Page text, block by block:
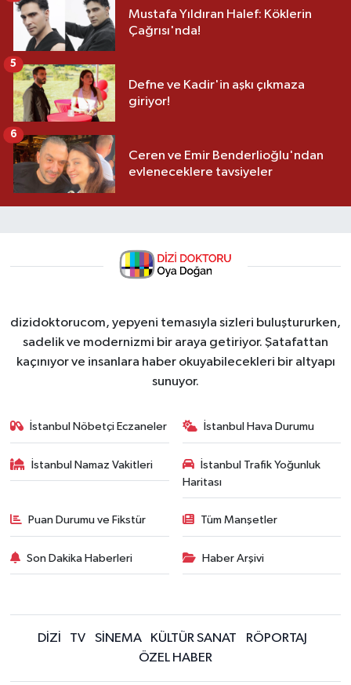
Mustafa Yıldıran Halef: Köklerin
Çağrısı'nda!
Defne ve Kadir'in aşkı çıkmaza
giriyor!
5
Ceren ve Emir Benderlioğlu'ndan
evleneceklere tavsiyeler
6
dizidoktorucom, yepyeni temasıyla sizleri buluştururken,
sadelik ve modernizmi bir araya getiriyor. Şatafattan
kaçınıyor ve insanlara haber okuyabilecekleri bir altyapı
sunuyor.
İstanbul Nöbetçi Eczaneler İstanbul Hava Durumu
İstanbul Namaz Vakitleri
İstanbul Trafik Yoğunluk
Haritası
Puan Durumu ve Fikstür Tüm Manşetler
Son Dakika Haberleri Haber Arşivi
DİZİ TV SİNEMA KÜLTÜR SANAT
RÖPORTAJ
ÖZEL HABER